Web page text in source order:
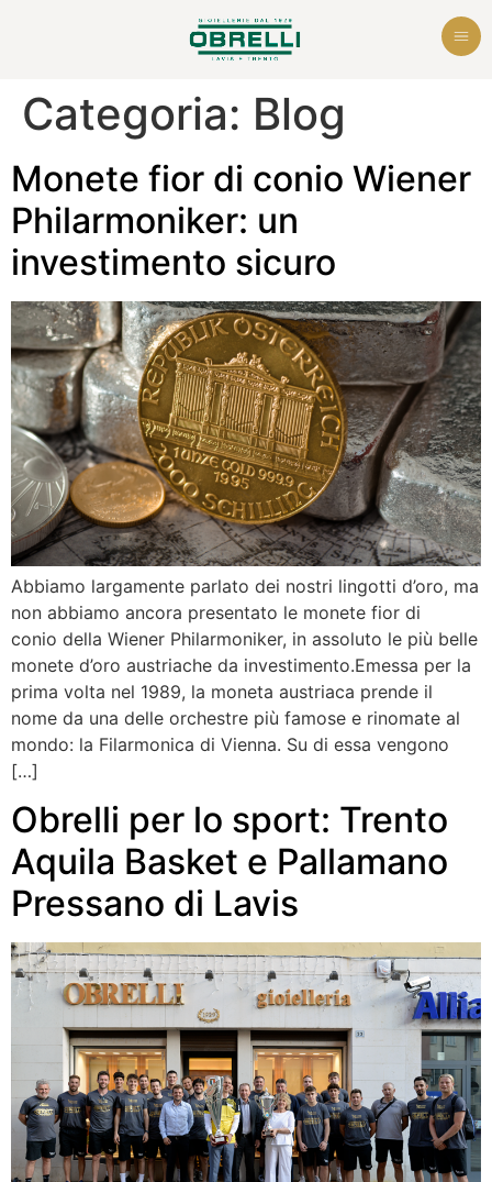
Categoria: Blog
Monete fior di conio Wiener
Philarmoniker: un
investimento sicuro
Abbiamo largamente parlato dei nostri lingotti d’oro, ma
non abbiamo ancora presentato le monete fior di
conio della Wiener Philarmoniker, in assoluto le più belle
monete d’oro austriache da investimento.Emessa per la
prima volta nel 1989, la moneta austriaca prende il
nome da una delle orchestre più famose e rinomate al
mondo: la Filarmonica di Vienna. Su di essa vengono
[…]
Obrelli per lo sport: Trento
Aquila Basket e Pallamano
Pressano di Lavis